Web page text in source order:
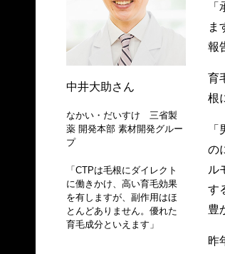
中井大助さん
なかい・だいすけ 三省製
薬 開発本部 素材開発グルー
プ
「CTPは毛根にダイレクト
に働きかけ、高い育毛効果
を有しますが、副作用はほ
とんどありません。優れた
育毛成分といえます」
ま
報
育
根
の
ル
す
豊
昨